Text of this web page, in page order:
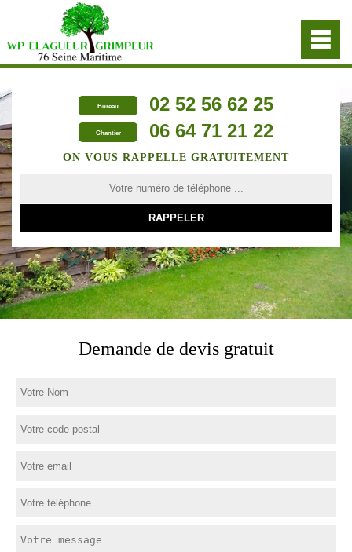
Bureau 02 52 56 62 25
Chantier 06 64 71 21 22
ON VOUS RAPPELLE GRATUITEMENT
Demande de devis gratuit